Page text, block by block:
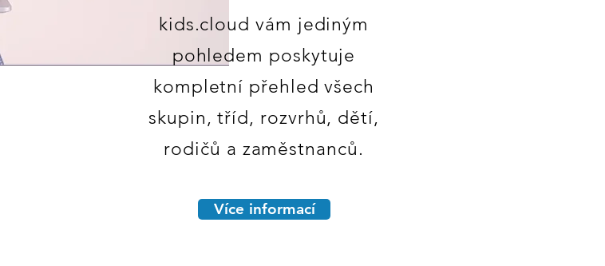
kids.cloud vám jediným
pohledem poskytuje
kompletní přehled všech
skupin, tříd, rozvrhů, dětí,
rodičů a zaměstnanců.
Více informací